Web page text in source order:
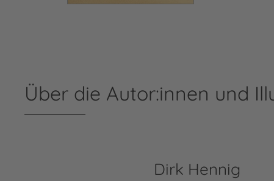
Über die Autor:innen und
Dirk Hennig